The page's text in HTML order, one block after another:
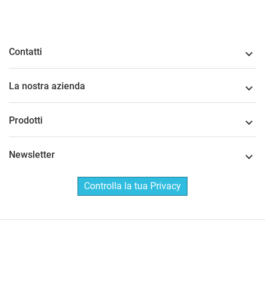
Contatti 
La nostra azienda 
Prodotti 
Newsletter 
Controlla la tua Privacy